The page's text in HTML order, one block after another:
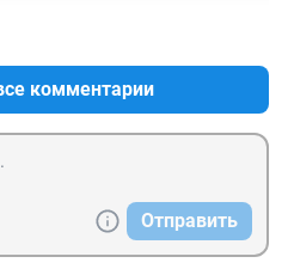
комментарии
Отправить